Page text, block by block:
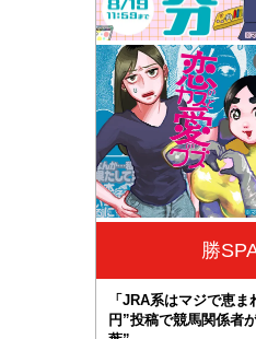
勝
「JRA系はマジで恵
円”投稿で競馬関係者